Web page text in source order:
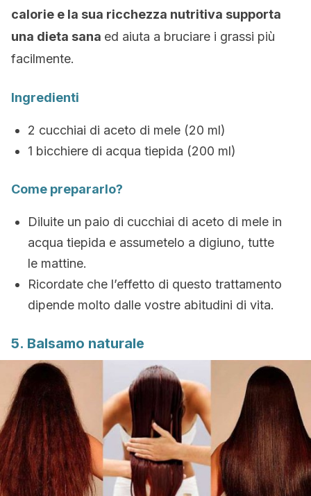
calorie e la sua ricchezza nutritiva supporta
una dieta sana ed aiuta a bruciare i grassi più
facilmente.
Ingredienti
2 cucchiai di aceto di mele (20 ml)
1 bicchiere di acqua tiepida (200 ml)
Come prepararlo?
Diluite un paio di cucchiai di aceto di mele in
acqua tiepida e assumetelo a digiuno, tutte
le mattine.
Ricordate che l’effetto di questo trattamento
dipende molto dalle vostre abitudini di vita.
5. Balsamo naturale